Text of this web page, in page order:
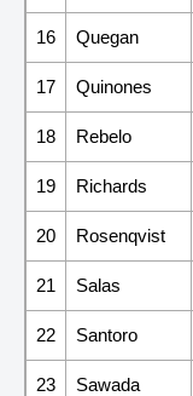
16 Quegan
17 Quinones
18 Rebelo
19 Richards
20 Rosenqvist
21 Salas
22 Santoro
23 Sawada